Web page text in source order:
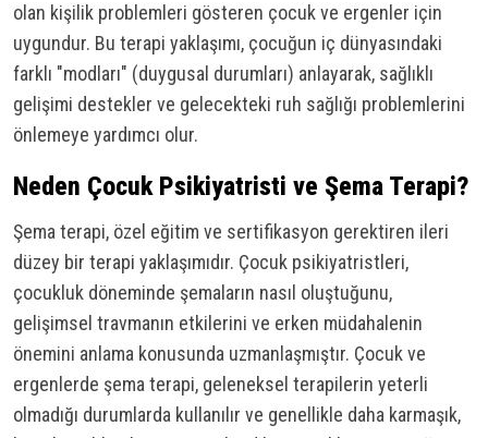
olan kişilik problemleri gösteren çocuk ve ergenler için
uygundur. Bu terapi yaklaşımı, çocuğun iç dünyasındaki
farklı "modları" (duygusal durumları) anlayarak, sağlıklı
gelişimi destekler ve gelecekteki ruh sağlığı problemlerini
önlemeye yardımcı olur.
Neden Çocuk Psikiyatristi ve Şema Terapi?
Şema terapi, özel eğitim ve sertifikasyon gerektiren ileri
düzey bir terapi yaklaşımıdır. Çocuk psikiyatristleri,
çocukluk döneminde şemaların nasıl oluştuğunu,
gelişimsel travmanın etkilerini ve erken müdahalenin
önemini anlama konusunda uzmanlaşmıştır. Çocuk ve
ergenlerde şema terapi, geleneksel terapilerin yeterli
olmadığı durumlarda kullanılır ve genellikle daha karmaşık,